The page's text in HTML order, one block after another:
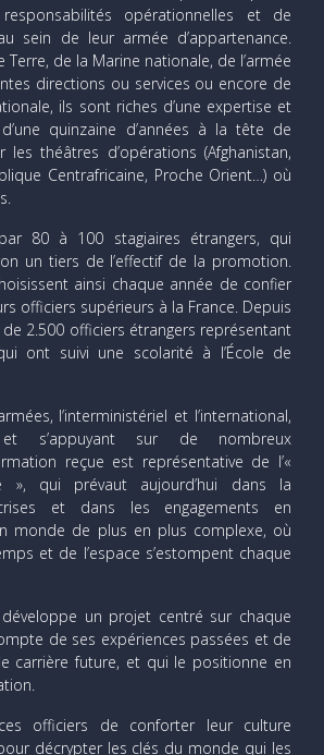
opérationnelles et de
sein de leur armée d’appartenance.
Terre, de la Marine nationale, de l’armée
directions ou services ou encore de
ils sont riches d’une expertise et
quinzaine d’années à la tête de
théâtres d’opérations (Afghanistan,
Centrafricaine, Proche Orient…) où
80 à 100 stagiaires étrangers, qui
un tiers de l’effectif de la promotion.
ainsi chaque année de confier
officiers supérieurs à la France. Depuis
2.500 officiers étrangers représentant
ont suivi une scolarité à l’École de
l’interministériel et l’international,
et s’appuyant sur de nombreux
reçue est représentative de l’«
», qui prévaut aujourd’hui dans la
et dans les engagements en
monde de plus en plus complexe, où
et de l’espace s’estompent chaque
développe un projet centré sur chaque
de ses expériences passées et de
carrière future, et qui le positionne en
officiers de conforter leur culture
décrypter les clés du monde qui les